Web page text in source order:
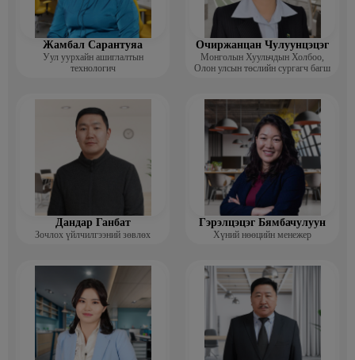
Жамбал Сарантуяа
Уул уурхайн ашиглалтын
технологич
Очиржанцан Чулуунцэцэг
Монголын Хуульчдын Холбоо,
Олон улсын төслийн сургагч багш
Дандар Ганбат
Зочлох үйлчилгээний зөвлөх
Гэрэлцэцэг Бямбачулуун
Хүний нөөцийн менежер